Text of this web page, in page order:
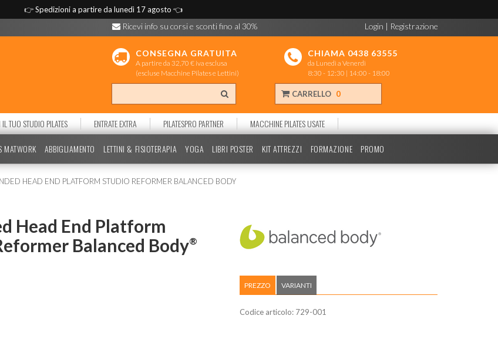
👉Spedizioni a partire da lunedì 17 agosto 👈
Ricevi info su corsi e sconti fino al 30% Login | Registrazione
CONSEGNA GRATUITA
A partire da 32,70 € iva esclusa
(escluse Macchine Pilates e Lettini)
CHIAMA 0438 63555
da Lunedì a Venerdì
8:30 - 12:30 | 14:00 - 18:00
CARRELLO 0
TUO STUDIO PILATES ENTRATE EXTRA PILATESPRO PARTNER MACCHINE PILATES USATE
MATWORK ABBIGLIAMENTO LETTINI & FISIOTERAPIA YOGA LIBRI POSTER KIT ATTREZZI FORMAZIONE PROMO
HEAD END PLATFORM STUDIO REFORMER BALANCED BODY
Head End Platform
Balanced Body®
PREZZO VARIANTI
Codice articolo: 729-001